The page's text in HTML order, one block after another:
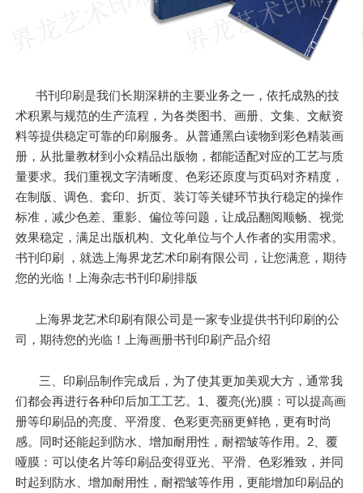
书刊印刷是我们长期深耕的主要业务之一，依托成熟的技
术积累与规范的生产流程，为各类图书、画册、文集、文献资
料等提供稳定可靠的印刷服务。从普通黑白读物到彩色精装画
册，从批量教材到小众精品出版物，都能适配对应的工艺与质
量要求。我们重视文字清晰度、色彩还原度与页码对齐精度，
在制版、调色、套印、折页、装订等关键环节执行稳定的操作
标准，减少色差、重影、偏位等问题，让成品翻阅顺畅、视觉
效果稳定，满足出版机构、文化单位与个人作者的实用需求。
书刊印刷 ，就选上海界龙艺术印刷有限公司，让您满意，期待
您的光临！上海杂志书刊印刷排版
上海界龙艺术印刷有限公司是一家专业提供书刊印刷的公
司，期待您的光临！上海画册书刊印刷产品介绍
三、印刷品制作完成后，为了使其更加美观大方，通常我
们都会再进行各种印后加工工艺。1、覆亮(光)膜：可以提高画
册等印刷品的亮度、平滑度、色彩更亮丽更鲜艳，更有时尚
感。同时还能起到防水、增加耐用性，耐褶皱等作用。2、覆
哑膜：可以使名片等印刷品变得亚光、平滑、色彩雅致，并同
时起到防水、增加耐用性，耐褶皱等作用，更能增加印刷品的